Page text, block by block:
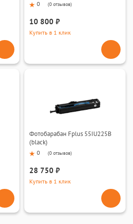
0 (0 отзывов)
10 800 ₽
Купить в 1 клик
Фотобарабан Fplus 55IU225B
(black)
0 (0 отзывов)
28 750 ₽
Купить в 1 клик